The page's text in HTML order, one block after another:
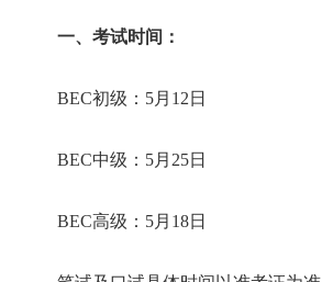
一、考试时间：
BEC初级：5月12日
BEC中级：5月25日
BEC高级：5月18日